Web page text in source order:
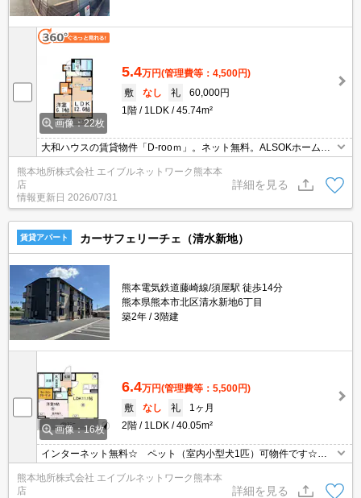
画像：22枚
5.4万円(管理費等：4,500円)
敷
なし 礼
60,000円
1階
1LDK 45.74m²
大和ハウスの賃貸物件「D-rooｍ」。ネット無料。ALSOKホームセ
サーが付いています）。玄関はICロックで開錠と施錠が可能です。
（カードタイプなので財布の中に収納可能）
熊本地所株式会社 エイブルネットワーク熊本本
店
情報更新日 2026/07/31
詳細を見る
賃貸アパート カーサフェリーチェ（清水新地）
熊本電気鉄道藤崎線/須屋駅 徒歩14分
熊本県熊本市北区清水新地6丁目
築2年
3階建
画像：16枚
6.4万円(管理費等：5,500円)
敷
なし 礼
1ヶ月
2階
1LDK 40.05m²
インターネット無料☆ ペット（室内小型犬1匹）可物件です☆
ーホン付き☆ 宅配ボックスあります☆ 敷地内駐車場有り（２台
熊本地所株式会社 エイブルネットワーク熊本本
店
詳細を見る